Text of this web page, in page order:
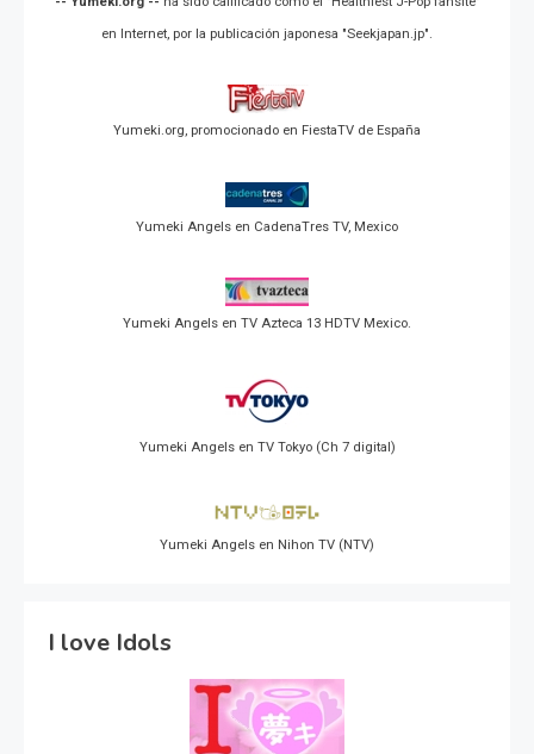
en Internet, por la publicación japonesa "Seekjapan.jp".
Yumeki.org, promocionado en FiestaTV de España
Yumeki Angels en CadenaTres TV, Mexico
Yumeki Angels en TV Azteca 13 HDTV Mexico.
Yumeki Angels en TV Tokyo (Ch 7 digital)
Yumeki Angels en Nihon TV (NTV)
I love Idols